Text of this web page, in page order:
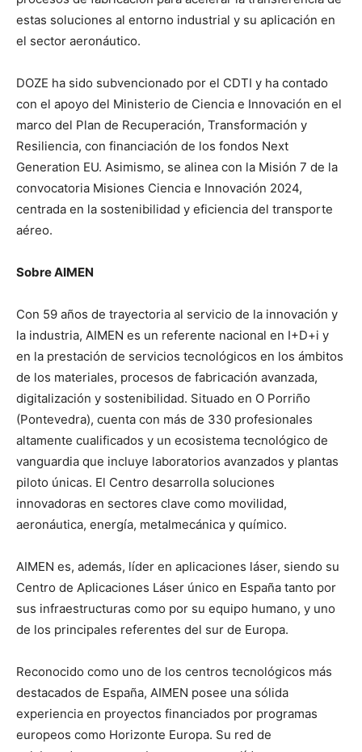
estas soluciones al entorno industrial y su aplicación en
el sector aeronáutico.
DOZE ha sido subvencionado por el CDTI y ha contado
con el apoyo del Ministerio de Ciencia e Innovación en el
marco del Plan de Recuperación, Transformación y
Resiliencia, con financiación de los fondos Next
Generation EU. Asimismo, se alinea con la Misión 7 de la
convocatoria Misiones Ciencia e Innovación 2024,
centrada en la sostenibilidad y eficiencia del transporte
aéreo.
Sobre AIMEN
Con 59 años de trayectoria al servicio de la innovación y
la industria, AIMEN es un referente nacional en I+D+i y
en la prestación de servicios tecnológicos en los ámbitos
de los materiales, procesos de fabricación avanzada,
digitalización y sostenibilidad. Situado en O Porriño
(Pontevedra), cuenta con más de 330 profesionales
altamente cualificados y un ecosistema tecnológico de
vanguardia que incluye laboratorios avanzados y plantas
piloto únicas. El Centro desarrolla soluciones
innovadoras en sectores clave como movilidad,
aeronáutica, energía, metalmecánica y químico.
AIMEN es, además, líder en aplicaciones láser, siendo su
Centro de Aplicaciones Láser único en España tanto por
sus infraestructuras como por su equipo humano, y uno
de los principales referentes del sur de Europa.
Reconocido como uno de los centros tecnológicos más
destacados de España, AIMEN posee una sólida
experiencia en proyectos financiados por programas
europeos como Horizonte Europa. Su red de